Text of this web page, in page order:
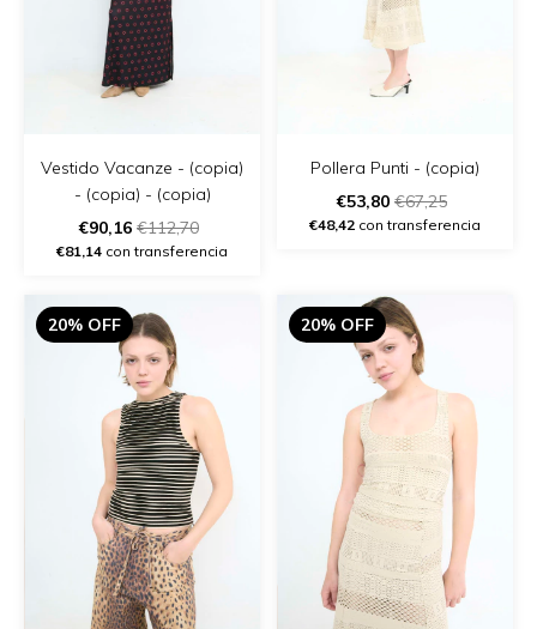
Vestido Vacanze - (copia)
- (copia) - (copia)
€90,16 €112,70
€81,14 con transferencia
Pollera Punti - (copia)
€53,80 €67,25
€48,42 con transferencia
20% OFF 20% OFF